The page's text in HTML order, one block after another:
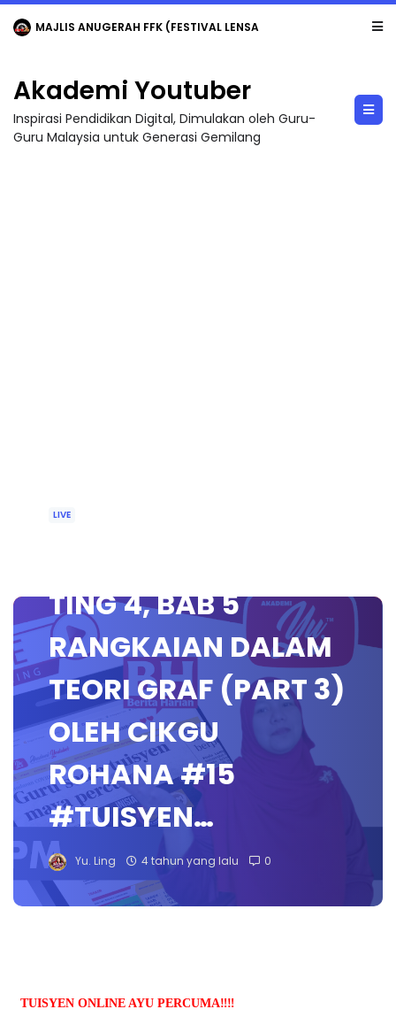
MAJLIS ANUGERAH FFK (FESTIVAL LENSA PENDIDIKAN - FLeP) 2026
Akademi Youtuber
Inspirasi Pendidikan Digital, Dimulakan oleh Guru-
Guru Malaysia untuk Generasi Gemilang
LIVE
TING 4, BAB 5
RANGKAIAN DALAM
TEORI GRAF (PART 3)
OLEH CIKGU
ROHANA #15
#TUISYEN…
Yu. Ling 4 tahun yang lalu 0
TUISYEN ONLINE AYU PERCUMA‼️‼️